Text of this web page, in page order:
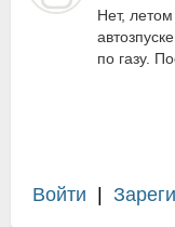
Нет,
по газу.
Войти